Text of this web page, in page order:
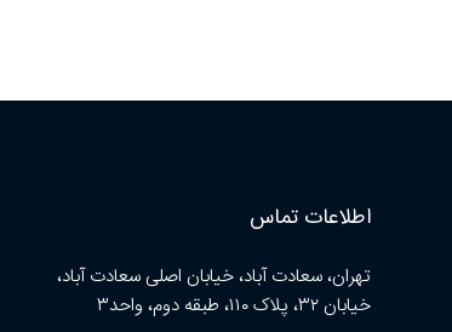
اطلاعات تماس
تهران، سعادت آباد، خیابان اصلی سعادت آباد،
خیابان ۳۲، پلاک ۱۱۰، طبقه دوم، واحد۳